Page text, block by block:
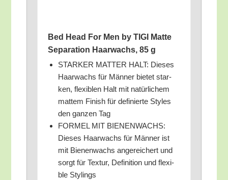
Bed Head For Men by TIGI Mat­te
Sepa­ra­ti­on Haar­wachs, 85 g
STARKER MATTER HALT: Die­ses
Haar­wachs für Män­ner bie­tet star­
ken, fle­xi­blen Halt mit natür­li­chem
mat­tem Finish für defi­nier­te Styl­es
den gan­zen Tag
FORMEL MIT BIENENWACHS:
Die­ses Haar­wachs für Män­ner ist
mit Bie­nen­wachs ange­rei­chert und
sorgt für Tex­tur, Defi­ni­ti­on und fle­xi­
ble Stylings